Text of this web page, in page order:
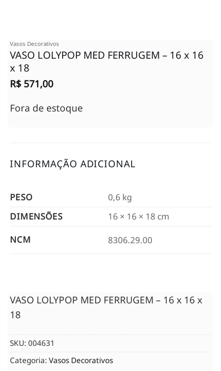
Vasos Decorativos
VASO LOLYPOP MED FERRUGEM – 16 x 16
x 18
R$ 571,00
Fora de estoque
INFORMAÇÃO ADICIONAL
PESO
0,6 kg
DIMENSÕES
16 × 16 × 18 cm
NCM 8306.29.00
VASO LOLYPOP MED FERRUGEM – 16 x 16 x
18
SKU: 004631
Categoria: Vasos Decorativos